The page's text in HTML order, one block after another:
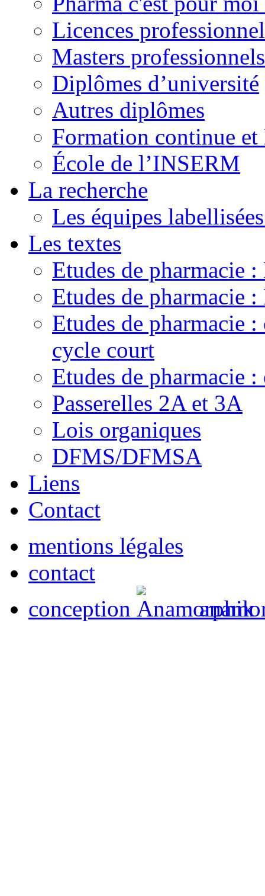
Licences
Masters
Diplômes d’université
Autres diplômes
Formation continue et
École de l’INSERM
La recherche
Les équipes
Les textes
Etudes de pharmacie :
Etudes de pharmacie
Etudes de pharmacie
cycle court
Etudes de pharmacie
Passerelles 2A et 3A
Lois organiques
DFMS/DFMSA
Liens
Contact
mentions légales
contact
conception